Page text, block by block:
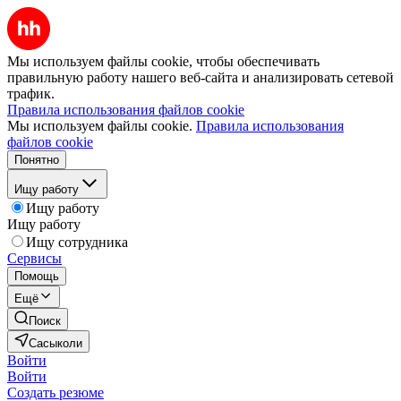
Мы используем файлы cookie, чтобы обеспечивать
правильную работу нашего веб-сайта и анализировать сетевой
трафик.
Правила использования файлов cookie
Мы используем файлы cookie. Правила использования
файлов cookie
Понятно
Ищу работу
Ищу работу
Ищу работу
Ищу сотрудника
Сервисы
Помощь
Ещё
Поиск
Сасыколи
Войти
Войти
Создать резюме